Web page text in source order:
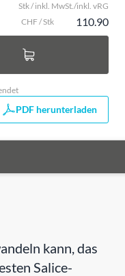
Stk / inkl. MwSt./inkl. vRG
CHF / Stk 110.90
PDF herunterladen
kann, das
Salice-